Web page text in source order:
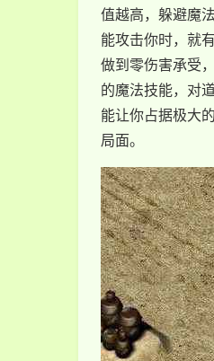
值越高，躲避魔
能攻击你时，就
做到零伤害承受
的魔法技能，对
能让你占据极大
局面。